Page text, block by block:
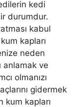
kedi
durumdur.
kabul
kapları
neden
anlamak ve
olmanızı
gidermek
kum kapları